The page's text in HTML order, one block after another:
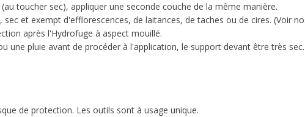
toucher sec), appliquer une seconde couche de la même manière.
et exempt d'efflorescences, de laitances, de taches ou de cires. (Voir
après l'Hydrofuge à aspect mouillé.
une pluie avant de procéder à l'application, le support devant être très sec.
de protection. Les outils sont à usage unique.